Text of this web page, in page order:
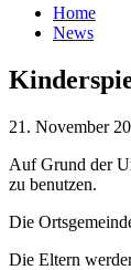
search
Home
News
21. November
Auf Grund der
zu benutzen.
Die
Die Eltern